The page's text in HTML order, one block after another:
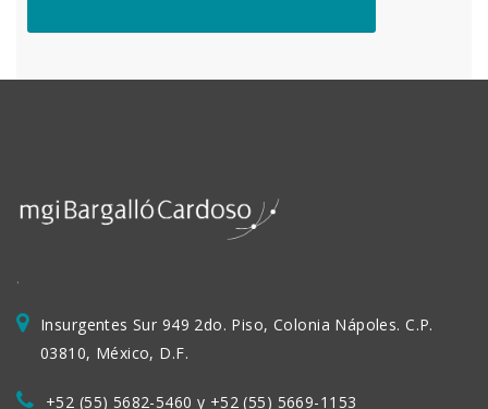
.
Insurgentes Sur 949 2do. Piso, Colonia Nápoles. C.P.
03810, México, D.F.
+52 (55) 5682-5460 y +52 (55) 5669-1153